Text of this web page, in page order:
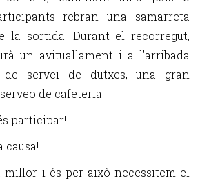
rebran una samarreta
la sortida. Durant el recorregut,
un avituallament i a l'arribada
servei de dutxes, una gran
de cafeteria.
participar!
causa!
millor i és per això necessitem el